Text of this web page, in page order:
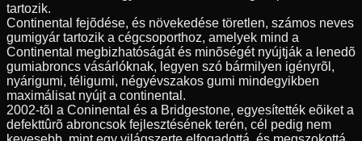
tartozik.
Continental fejõdése, és növekedése töretlen, számos neves
gumigyár tartozik a cégcsoporthoz, amelyek mind a
Continental megbizhatóságát és minõségét nyújtják a lenedõ
gumiabroncs vásárlóknak, legyen szó bármilyen igényrõl,
nyárigumi, téligumi, négyévszakos gumi mindegyikben
maximálisat nyújt a continental.
2002-tõl a Coninental és a Bridgestone, egyesítették eõiket a
defekttûrõ abroncsok fejlesztésének terén, cél pedig nem